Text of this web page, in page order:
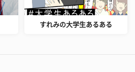
すれみの大学生あるある